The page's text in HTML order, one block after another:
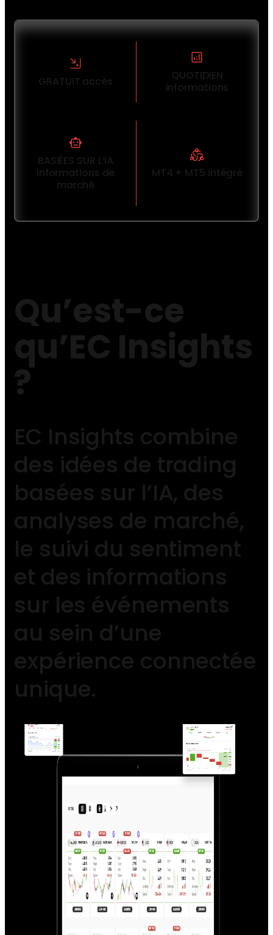
GRATUIT accès
QUOTIDIEN
informations
BASIÉES SUR L’IA
informations de
marché
MT4 + MT5 intégré
Qu’est-ce
qu’EC Insights
?
EC Insights combine
des idées de trading
basées sur l’IA, des
analyses de marché,
le suivi du sentiment
et des informations
sur les événements
au sein d’une
expérience connectée
unique.